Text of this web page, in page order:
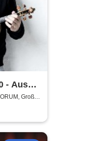
- Aus
Großer